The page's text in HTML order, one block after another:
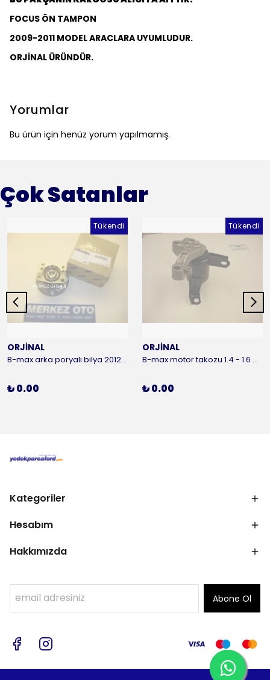
FOCUS ÖN TAMPON
2009-2011 MODEL ARACLARA UYUMLUDUR.
ORJİNAL ÜRÜNDÜR.
Yorumlar
Bu ürün için henüz yorum yapılmamış.
Çok Satanlar
Tükendi
ORJİNAL
B-max arka poryalı bilya 2012-2016 ORJİNAL
₺ 0.00
Tükendi
ORJİNAL
B-max motor takozu 1.4 - 1.6 benzinli 2012-2016 ORJİNAL
₺ 0.00
Kategoriler
Hesabım
Hakkımızda
Abone Ol